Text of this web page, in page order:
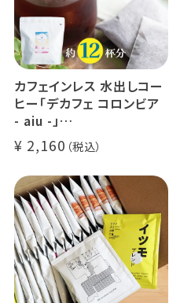
カフェインレス 水出しコー
ヒー「デカフェ コロンビア
- aiu -」
24g×6個（約12杯分）
マウンテンウォータープロ
セス カフェインレスコーヒ
ー豆100%使用 メール便
でお届け
2,160